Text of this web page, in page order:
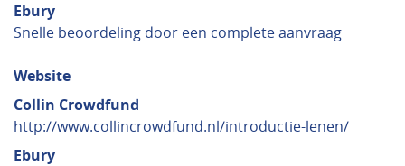
Ebury
Snelle beoordeling door een complete aanvraag
Website
Collin Crowdfund
http://www.collincrowdfund.nl/introductie-lenen/
Ebury